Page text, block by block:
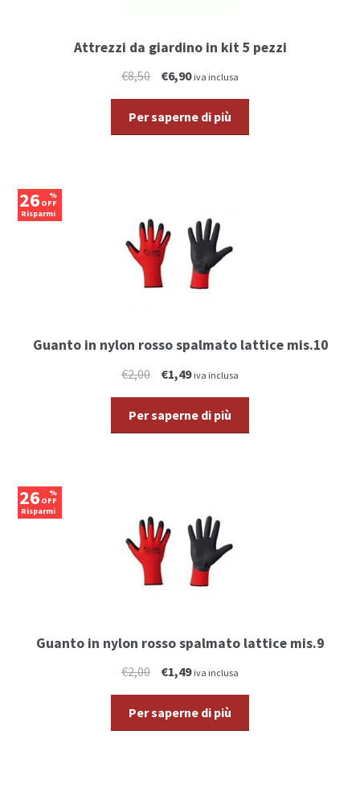
Attrezzi da giardino in kit 5 pezzi
€8,50 €6,90 iva inclusa
Per saperne di più
Guanto in nylon rosso spalmato lattice mis.10
26 %
OFF
Risparmi
€0,51
€2,00 €1,49 iva inclusa
Per saperne di più
Guanto in nylon rosso spalmato lattice mis.9
26 %
OFF
Risparmi
€0,51
€2,00 €1,49 iva inclusa
Per saperne di più